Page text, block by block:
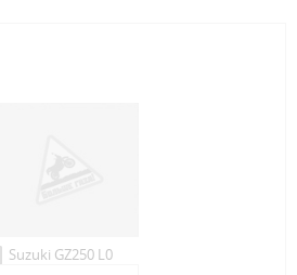
Suzuki GZ250 L0